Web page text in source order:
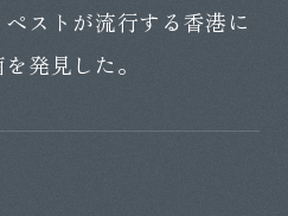
ストが流行する香港に
発見した。